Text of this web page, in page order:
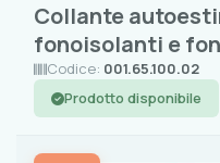
Collante
fonoisolanti e
Codice: 001.65.100.02
Prodotto disponibile